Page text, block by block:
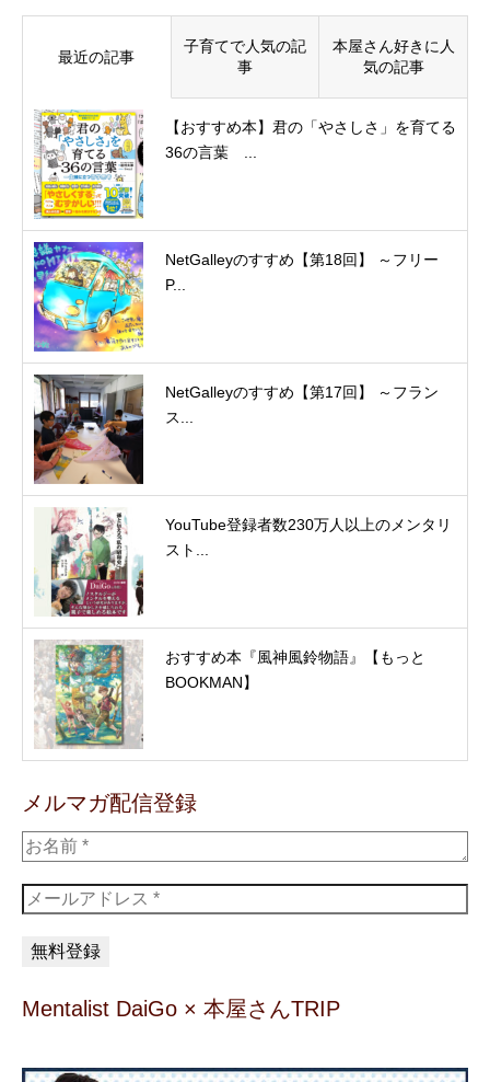
最近の記事
子育てで人気の記
事
本屋さん好きに人
気の記事
【おすすめ本】君の「やさしさ」を育てる
36の言葉 ...
NetGalleyのすすめ【第18回】 ～フリー
P...
NetGalleyのすすめ【第17回】 ～フラン
ス...
YouTube登録者数230万人以上のメンタリ
スト...
おすすめ本『風神風鈴物語』【もっと
BOOKMAN】
メルマガ配信登録
Mentalist DaiGo × 本屋さんTRIP